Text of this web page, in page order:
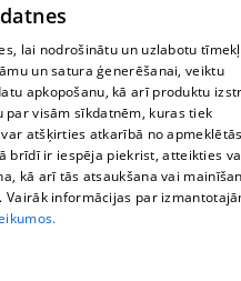
lai nodrošinātu un uzlabotu
un satura ģenerēšanai, veiktu
apkopošanu, kā arī produktu
visām sīkdatnēm, kuras tiek
atšķirties atkarībā no
brīdī ir iespēja piekrist, atteikties
kā arī tās atsaukšana vai
informācijas par